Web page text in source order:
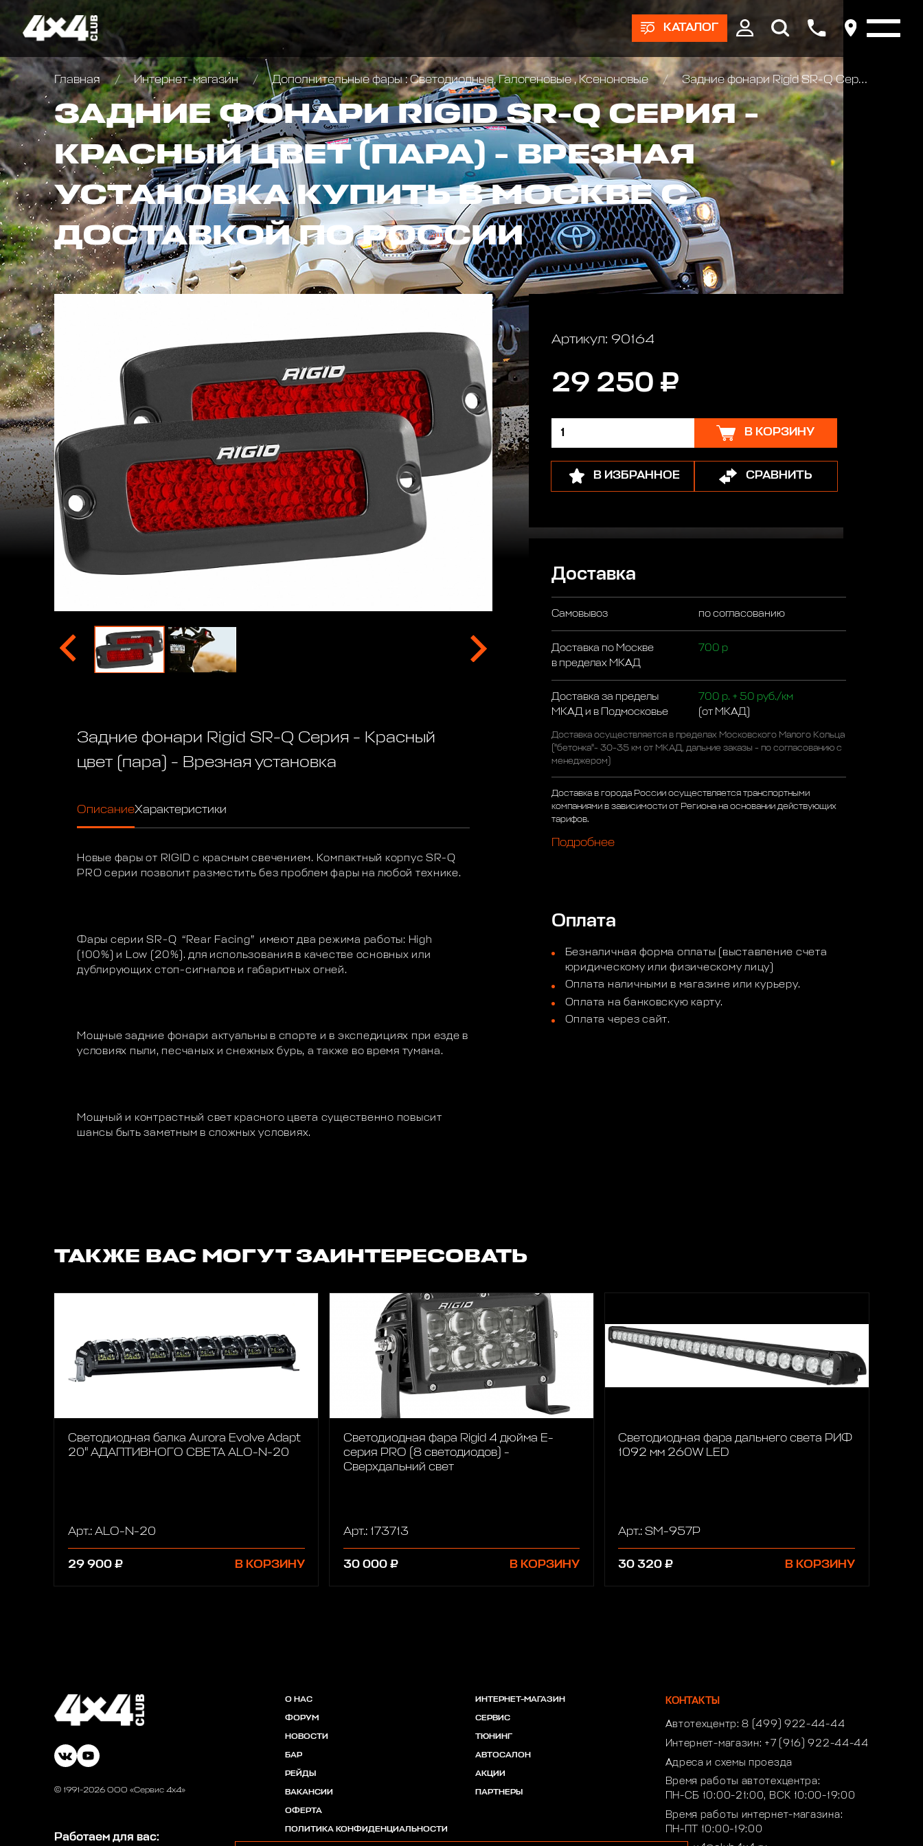
КАТАЛОГ
Главная Интернет-магазин Дополнительные фары : Светодиодные, Галогеновые , Ксеноновые Задние фонари Rigid SR-Q Серия - Красный цвет (пара) - Врезная установка
ЗАДНИЕ ФОНАРИ RIGID SR-Q СЕРИЯ -
КРАСНЫЙ ЦВЕТ (ПАРА) - ВРЕЗНАЯ
УСТАНОВКА КУПИТЬ В МОСКВЕ С
ДОСТАВКОЙ ПО РОССИИ
Задние фонари Rigid SR-Q Серия - Красный
цвет (пара) - Врезная установка
ОписаниеХарактеристики
Новые фары от RIGID с красным свечением. Компактный корпус SR-Q
PRO серии позволит разместить без проблем фары на любой технике.
Фары серии SR-Q “Rear Facing” имеют два режима работы: High
(100%) и Low (20%). для использования в качестве основных или
дублирующих стоп-сигналов и габаритных огней.
Мощные задние фонари актуальны в спорте и в экспедициях при езде в
условиях пыли, песчаных и снежных бурь, а также во время тумана.
Мощный и контрастный свет красного цвета существенно повысит
шансы быть заметным в сложных условиях.
Артикул: 90164
29 250 ₽
В КОРЗИНУ
В ИЗБРАННОЕ СРАВНИТЬ
Доставка
Самовывоз по согласованию
Доставка по Москве
в пределах МКАД
700 р
Доставка за пределы
МКАД и в Подмосковье
700 р. + 50 руб./км
(от МКАД)
Доставка осуществляется в пределах Московского Малого Кольца
("бетонка"- 30-35 км от МКАД, дальние заказы - по согласованию с
менеджером)
Доставка в города России осуществляется транспортными
компаниями в зависимости от Региона на основании действующих
тарифов.
Подробнее
Оплата
Безналичная форма оплаты (выставление счета
юридическому или физическому лицу)
Оплата наличными в магазине или курьеру.
Оплата на банковскую карту.
Оплата через сайт.
ТАКЖЕ ВАС МОГУТ ЗАИНТЕРЕСОВАТЬ
Светодиодная балка Aurora Evolve Adapt
20" АДАПТИВНОГО СВЕТА ALO-N-20
Арт.: ALO-N-20
29 900 ₽ В КОРЗИНУ
Светодиодная фара Rigid 4 дюйма Е-
серия PRO (8 светодиодов) -
Сверхдальний свет
Арт.: 173713
30 000 ₽ В КОРЗИНУ
Светодиодная фара дальнего света РИФ
1092 мм 260W LED
Арт.: SM-957P
30 320 ₽ В КОРЗИНУ
© 1991-2026 ООО «Сервис 4х4»
Работаем для вас:
О НАС
ФОРУМ
НОВОСТИ
БАР
РЕЙДЫ
ВАКАНСИИ
ОФЕРТА
ПОЛИТИКА КОНФИДЕНЦИАЛЬНОСТИ
ИНТЕРНЕТ-МАГАЗИН
СЕРВИС
ТЮНИНГ
АВТОСАЛОН
АКЦИИ
ПАРТНЕРЫ
КОНТАКТЫ
Автотехцентр:8 (499) 922-44-44
Интернет-магазин: +7 (916) 922-44-44
Адреса и схемы проезда
Время работы автотехцентра:
ПН-СБ 10:00-21:00, ВСК 10:00-19:00
Время работы интернет-магазина:
ПН-ПТ 10:00-19:00